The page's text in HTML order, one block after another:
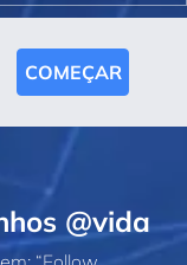
COMEÇAR
@vida